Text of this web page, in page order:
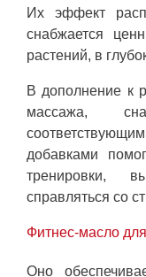
Их эффект
снабжается
растений, в
В дополнение к
массажа,
добавками
тренировки,
справляться со
Фитнес-масло
Оно